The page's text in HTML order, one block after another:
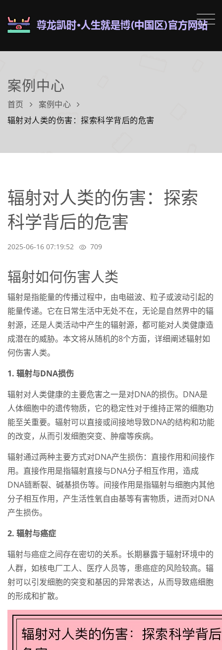
案例中心
首页
案例中心
辐射对人类的伤害：探索科学背后的危害
辐射对人类的伤害：探索
科学背后的危害
2025-06-16 07:19:52 709
辐射如何伤害人类
辐射是指能量的传播过程中，由电磁波、粒子或波动引起的
能量传递。它在日常生活中无处不在，无论是自然界中的辐
射源，还是人类活动中产生的辐射源，都可能对人类健康造
成潜在的威胁。本文将从随机的8个方面，详细阐述辐射如
何伤害人类。
1. 辐射与DNA损伤
辐射对人类健康的主要危害之一是对DNA的损伤。DNA是
人体细胞中的遗传物质，它的稳定性对于维持正常的细胞功
能至关重要。辐射可以直接或间接地导致DNA的结构和功能
的改变，从而引发细胞突变、肿瘤等疾病。
辐射通过两种主要方式对DNA产生损伤：直接作用和间接作
用。直接作用是指辐射直接与DNA分子相互作用，造成
DNA链断裂、碱基损伤等。间接作用是指辐射与细胞内其他
分子相互作用，产生活性氧自由基等有害物质，进而对DNA
产生损伤。
2. 辐射与癌症
辐射与癌症之间存在密切的关系。长期暴露于辐射环境中的
人群，如核电厂工人、医疗人员等，患癌症的风险较高。辐
射可以引发细胞的突变和基因的异常表达，从而导致癌细胞
的形成和扩散。